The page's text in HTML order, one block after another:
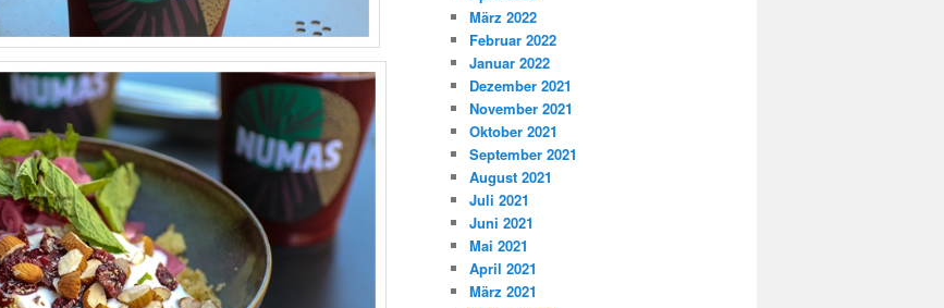
März 2022
Februar 2022
Januar 2022
Dezember 2021
November 2021
Oktober 2021
September 2021
August 2021
Juli 2021
Juni 2021
Mai 2021
April 2021
März 2021